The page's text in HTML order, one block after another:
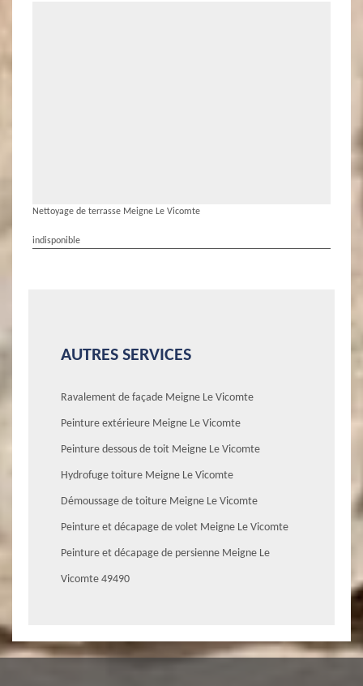
Nettoyage de terrasse Meigne Le Vicomte
indisponible
AUTRES SERVICES
Ravalement de façade Meigne Le Vicomte
Peinture extérieure Meigne Le Vicomte
Peinture dessous de toit Meigne Le Vicomte
Hydrofuge toiture Meigne Le Vicomte
Démoussage de toiture Meigne Le Vicomte
Peinture et décapage de volet Meigne Le Vicomte
Peinture et décapage de persienne Meigne Le
Vicomte 49490